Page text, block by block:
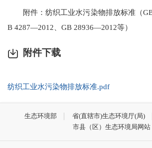
附件：纺织工业水污染物排放标准（
B 4287—2012、GB 28936—2012等）
附件下载
纺织工业水污染物排放标准.pdf
生态环境部 省(直辖市)生态环境厅(局)
市县（区）生态环境局网站